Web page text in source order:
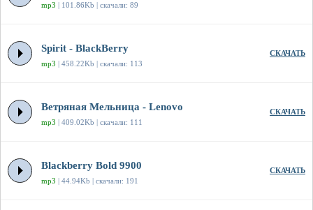
mp3 | 101.86Kb | скачали: 89
Spirit - BlackBerry
mp3 | 458.22Kb | скачали: 113
СКАЧАТЬ
Ветряная Мельница - Lenovo
mp3 | 409.02Kb | скачали: 111
СКАЧАТЬ
Blackberry Bold 9900
mp3 | 44.94Kb | скачали: 191
СКАЧАТЬ